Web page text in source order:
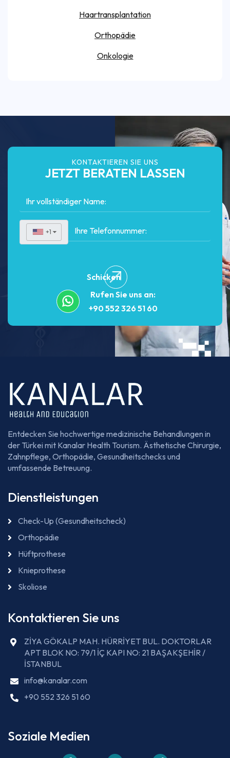
Haartransplantation
Orthopädie
Onkologie
KONTAKTIEREN SIE UNS
JETZT BERATEN LASSEN
+1 ▼
Schicken
Rufen Sie uns an:
+90 552 326 51 60
Entdecken Sie hochwertige medizinische Behandlungen in
der Türkei mit Kanalar Health Tourism. Ästhetische Chirurgie,
Zahnpflege, Orthopädie, Gesundheitschecks und
umfassende Betreuung.
Dienstleistungen
Check-Up (Gesundheitscheck)
Orthopädie
Hüftprothese
Knieprothese
Skoliose
Kontaktieren Sie uns
ZİYA GÖKALP MAH. HÜRRİYET BUL. DOKTORLAR
APT BLOK NO: 79/1 İÇ KAPI NO: 21 BAŞAKŞEHİR /
İSTANBUL
info@kanalar.com
+90 552 326 51 60
Soziale Medien